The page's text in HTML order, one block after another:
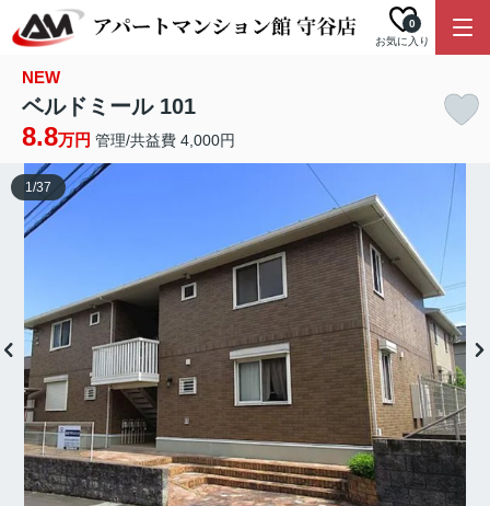
お気に入り
0
NEW
ベルドミール 101
8.8万円 管理/共益費 4,000円
1/37